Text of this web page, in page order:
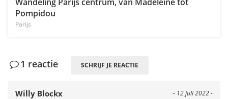
Pompidou
Parijs
1 reactie SCHRIJF JE REACTIE
- 12 juli 2022 -
Willy Blockx